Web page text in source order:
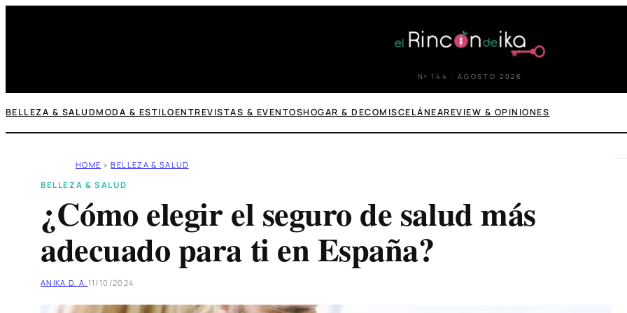
Nº 144 · AGOSTO 2026
BELLEZA & SALUDMODA & ESTILOENTREVISTAS & EVENTOSHOGAR & DECOMISCELÁNEAREVIEW & OPINIONES
HOME » BELLEZA & SALUD
BELLEZA & SALUD
¿Cómo elegir el seguro de salud más
adecuado para ti en España?
ANIKA D. A. 11/10/2024